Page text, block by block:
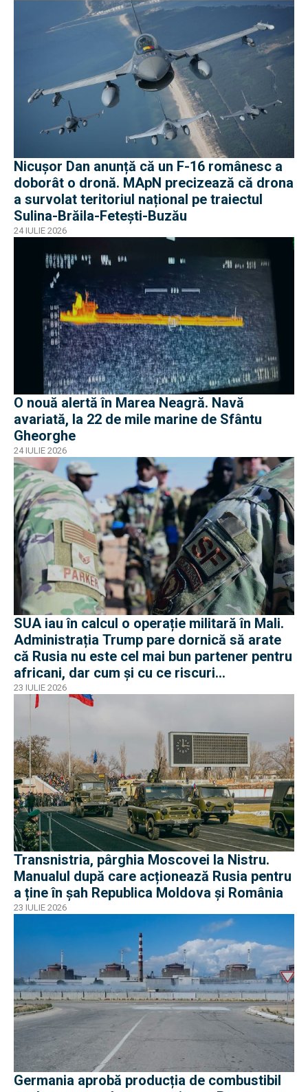
Nicușor Dan anunță că un F-16 românesc a
doborât o dronă. MApN precizează că drona
a survolat teritoriul național pe traiectul
Sulina-Brăila-Fetești-Buzău
24 IULIE 2026
O nouă alertă în Marea Neagră. Navă
avariată, la 22 de mile marine de Sfântu
Gheorghe
24 IULIE 2026
SUA iau în calcul o operație militară în Mali.
Administrația Trump pare dornică să arate
că Rusia nu este cel mai bun partener pentru
africani, dar cum și cu ce riscuri
operaționale?
23 IULIE 2026
Transnistria, pârghia Moscovei la Nistru.
Manualul după care acționează Rusia pentru
a ține în șah Republica Moldova și România
23 IULIE 2026
Germania aprobă producția de combustibil